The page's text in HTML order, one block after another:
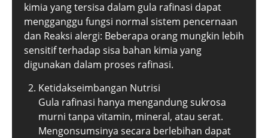
kimia yang tersisa dalam gula rafinasi dapat
mengganggu fungsi normal sistem pencernaan
dan Reaksi alergi: Beberapa orang mungkin lebih
sensitif terhadap sisa bahan kimia yang
digunakan dalam proses rafinasi.
Ketidakseimbangan Nutrisi
Gula rafinasi hanya mengandung sukrosa
murni tanpa vitamin, mineral, atau serat.
Mengonsumsinya secara berlebihan dapat